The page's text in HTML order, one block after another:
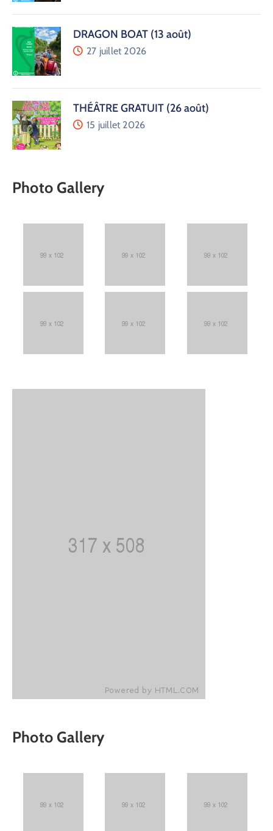
DRAGON BOAT (13 août)
27 juillet 2026
THÉÂTRE GRATUIT (26 août)
15 juillet 2026
Photo Gallery
Photo Gallery